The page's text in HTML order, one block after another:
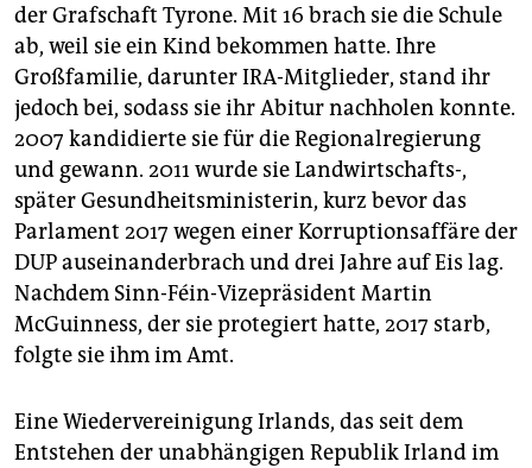
der Grafschaft Tyrone. Mit 16 brach sie die Schule
ab, weil sie ein Kind bekommen hatte. Ihre
Großfamilie, darunter IRA-­Mitglieder, stand ihr
jedoch bei, sodass sie ihr Abitur nachholen konnte.
2007 kandidierte sie für die Regionalregierung
und gewann. 2011 wurde sie Landwirtschafts-,
später Gesundheitsministerin, kurz bevor das
Parlament 2017 wegen einer Kor­rup­tions­af­fä­re der
DUP auseinanderbrach und drei Jahre auf Eis lag.
Nachdem Sinn-Féin-Vizepräsident Martin
McGuinness, der sie protegiert hatte, 2017 starb,
folgte sie ihm im Amt.
Eine Wiedervereinigung Irlands, das seit dem
Entstehen der unabhängigen Republik Irland im